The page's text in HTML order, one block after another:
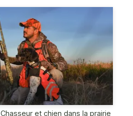
Chasseur et chien dans la prairie